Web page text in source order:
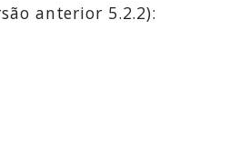
anterior 5.2.2):